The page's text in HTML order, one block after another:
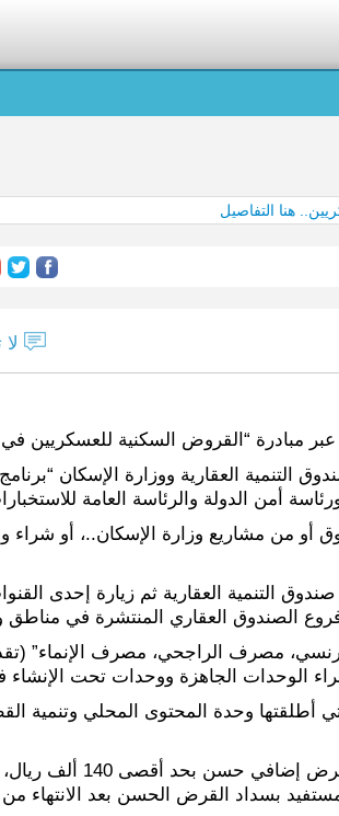
مبادرة “القروض السكنية للعسكريين
العقارية ووزارة الإسكان
أمن الدولة والرئاسة العامة
أو من مشاريع وزارة الإسكان..، أو
التنمية العقارية ثم زيارة إحدى القنوات
فروع الصندوق العقاري المنتشرة في
مصرف الراجحي، مصرف الإنماء”
الوحدات الجاهزة ووحدات تحت
وحدة المحتوى المحلي وتنمية
وتهدف المبادرة إلى تمكين حصول